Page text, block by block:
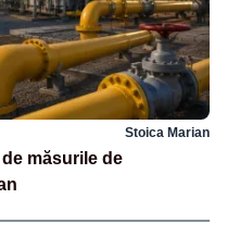
Stoica Marian
măsurile de